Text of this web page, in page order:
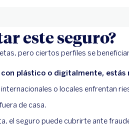
este seguro?
pero ciertos perfiles se
plástico o digitalmente, estás
o locales enfrentan
de casa.
el seguro puede cubrirte ante